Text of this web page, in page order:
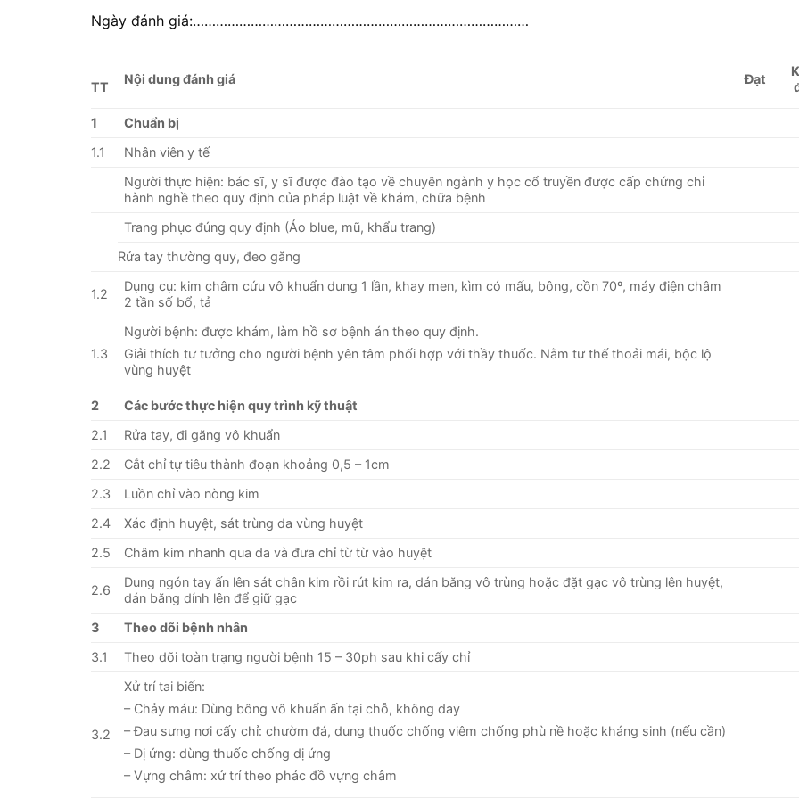
Ngày đánh giá:……………………………………………………………………………
TT
Nội dung đánh giá Đạt
1
Chuẩn bị
1.1
Nhân viên y tế
Người thực hiện: bác sĩ, y sĩ được đào tạo về chuyên ngành y học cổ truyền được cấp chứng chỉ
hành nghề theo quy định của pháp luật về khám, chữa bệnh
Trang phục đúng quy định (Áo blue, mũ, khẩu trang)
Rửa tay thường quy, đeo găng
1.2
Dụng cụ: kim châm cứu vô khuẩn dung 1 lần, khay men, kìm có mấu, bông, cồn 70º, máy điện châm
2 tần số bổ, tả
1.3
Người bệnh: được khám, làm hồ sơ bệnh án theo quy định.
Giải thích tư tưởng cho người bệnh yên tâm phối hợp với thầy thuốc. Nằm tư thế thoải mái, bộc lộ
vùng huyệt
2
Các bước thực hiện quy trình kỹ thuật
2.1
Rửa tay, đi găng vô khuẩn
2.2
Cắt chỉ tự tiêu thành đoạn khoảng 0,5 – 1cm
2.3
Luồn chỉ vào nòng kim
2.4
Xác định huyệt, sát trùng da vùng huyệt
2.5
Châm kim nhanh qua da và đưa chỉ từ từ vào huyệt
2.6
Dung ngón tay ấn lên sát chân kim rồi rút kim ra, dán băng vô trùng hoặc đặt gạc vô trùng lên huyệt,
dán băng dính lên để giữ gạc
3
Theo dõi bệnh nhân
3.1
Theo dõi toàn trạng người bệnh 15 – 30ph sau khi cấy chỉ
3.2
Xử trí tai biến:
– Chảy máu: Dùng bông vô khuẩn ấn tại chỗ, không day
– Đau sưng nơi cấy chỉ: chườm đá, dung thuốc chống viêm chống phù nề hoặc kháng sinh (nếu cần)
– Dị ứng: dùng thuốc chống dị ứng
– Vựng châm: xử trí theo phác đồ vựng châm